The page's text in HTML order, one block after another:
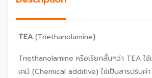
TEA(Triethanolamine)
Triethanolamine หรือเรียกสั้นๆว่า TEA ใช้
เคมี (Chemical additive) ใช้เป็นสารปรับ